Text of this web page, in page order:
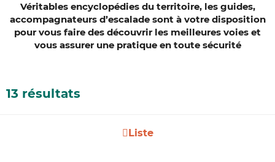
Véritables encyclopédies du territoire, les guides,
accompagnateurs d’escalade sont à votre disposition
pour vous faire des découvrir les meilleures voies et
vous assurer une pratique en toute sécurité
13 résultats
Liste